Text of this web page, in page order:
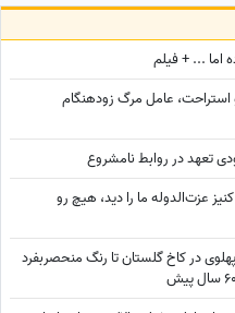
اما ... + فیلم
عامل مرگ زودهنگام
تعهد در روابط نامشروع
عزت‌الدوله ما را دید، هیچ رو
در کاخ گلستان تا رنگ منحصربفرد